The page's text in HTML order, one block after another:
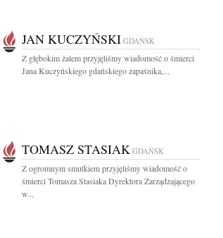
JAN KUCZYŃSKI GDAŃSK
Z głębokim żalem przyjęliśmy wiadomość o śmierci
Jana Kuczyńskiego gdańskiego zapaśnika,...
TOMASZ STASIAK GDAŃSK
Z ogromnym smutkiem przyjęliśmy wiadomość o
śmierci Tomasza Stasiaka Dyrektora Zarządzającego
w...